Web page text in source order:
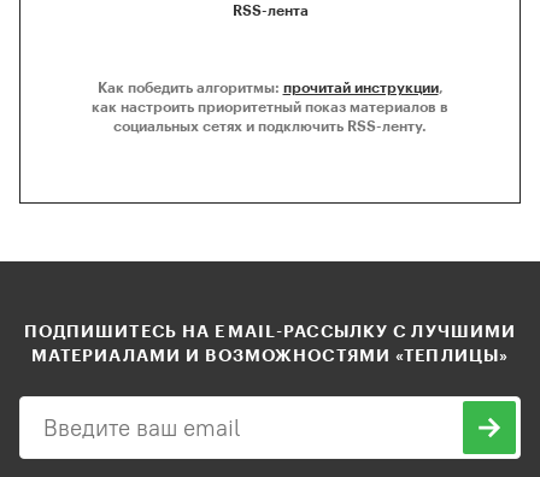
RSS-лента
Как победить алгоритмы: прочитай инструкции,
как настроить приоритетный показ материалов в
социальных сетях и подключить RSS-ленту.
ПОДПИШИТЕСЬ НА EMAIL-РАССЫЛКУ С ЛУЧШИМИ
МАТЕРИАЛАМИ И ВОЗМОЖНОСТЯМИ «ТЕПЛИЦЫ»